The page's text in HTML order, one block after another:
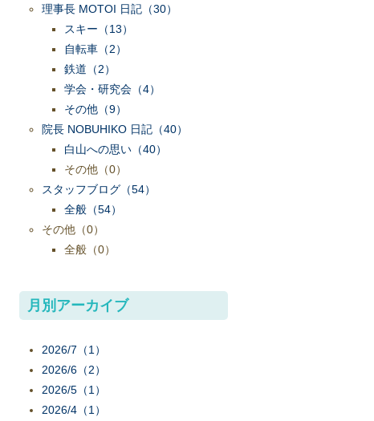
理事長 MOTOI 日記 （30）
スキー （13）
自転車 （2）
鉄道 （2）
学会・研究会 （4）
その他 （9）
院長 NOBUHIKO 日記 （40）
白山への思い （40）
その他 （0）
スタッフブログ （54）
全般 （54）
その他 （0）
全般 （0）
月別アーカイブ
2026/7（1）
2026/6（2）
2026/5（1）
2026/4（1）